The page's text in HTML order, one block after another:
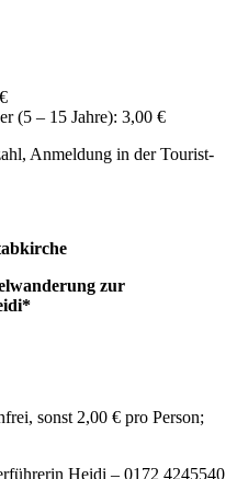
(5 – 15 Jahre): 3,00 €
Anmeldung in der Tourist-
zur
sonst 2,00 € pro Person;
Heidi – 0172 4245540